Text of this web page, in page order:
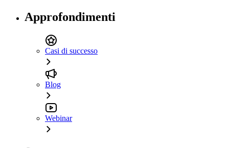
Approfondimenti
Casi di successo
Blog
Webinar